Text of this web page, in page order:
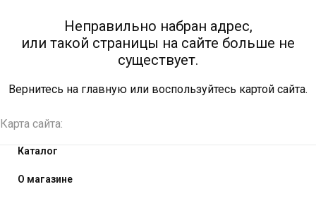
Неправильно набран адрес,
или такой страницы на сайте больше не
существует.
Вернитесь на главную или воспользуйтесь картой сайта.
Карта сайта:
Каталог
О магазине